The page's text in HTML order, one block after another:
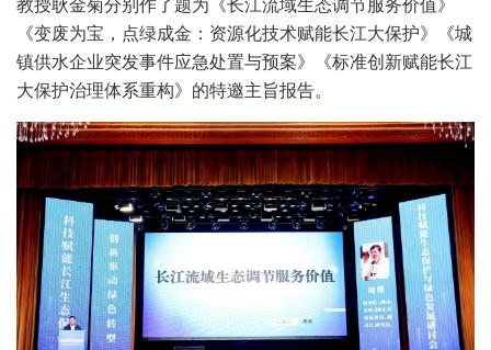
教授耿金菊分别作了题为《长江流域生态调节服务价值》
《变废为宝，点绿成金：资源化技术赋能长江大保护》《城
镇供水企业突发事件应急处置与预案》《标准创新赋能长江
大保护治理体系重构》的特邀主旨报告。